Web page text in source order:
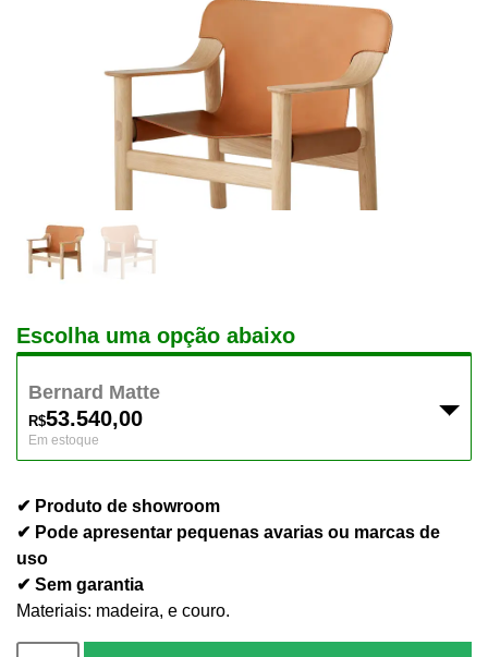
Escolha uma opção abaixo
Bernard Matte
R$53.540,00
Em estoque
✔ Produto de showroom
✔ Pode apresentar pequenas avarias ou marcas de
uso
✔ Sem garantia
Materiais: madeira, e couro.